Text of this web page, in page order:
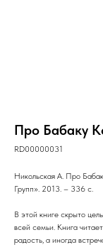
Про Бабаку
RD00000031
Никольская А. Про
Групп». 2013. – 336 с.
В этой книге скрыто
всей семьи. Книга
радость, а иногда